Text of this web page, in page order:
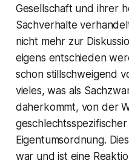
Gesellschaft und ihrer
Sachverhalte
nicht mehr zur
eigens entschieden
schon stillschweigend
vieles, was als
daherkommt, von der
Eigentumsordnung.
war und ist eine